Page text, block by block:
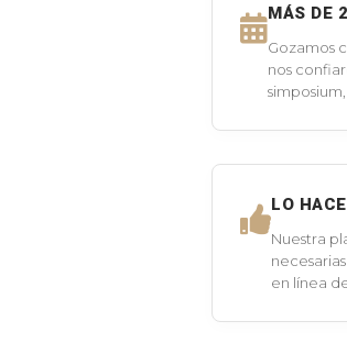
MÁS DE
Gozamos
nos
LO
Nuestra
en línea